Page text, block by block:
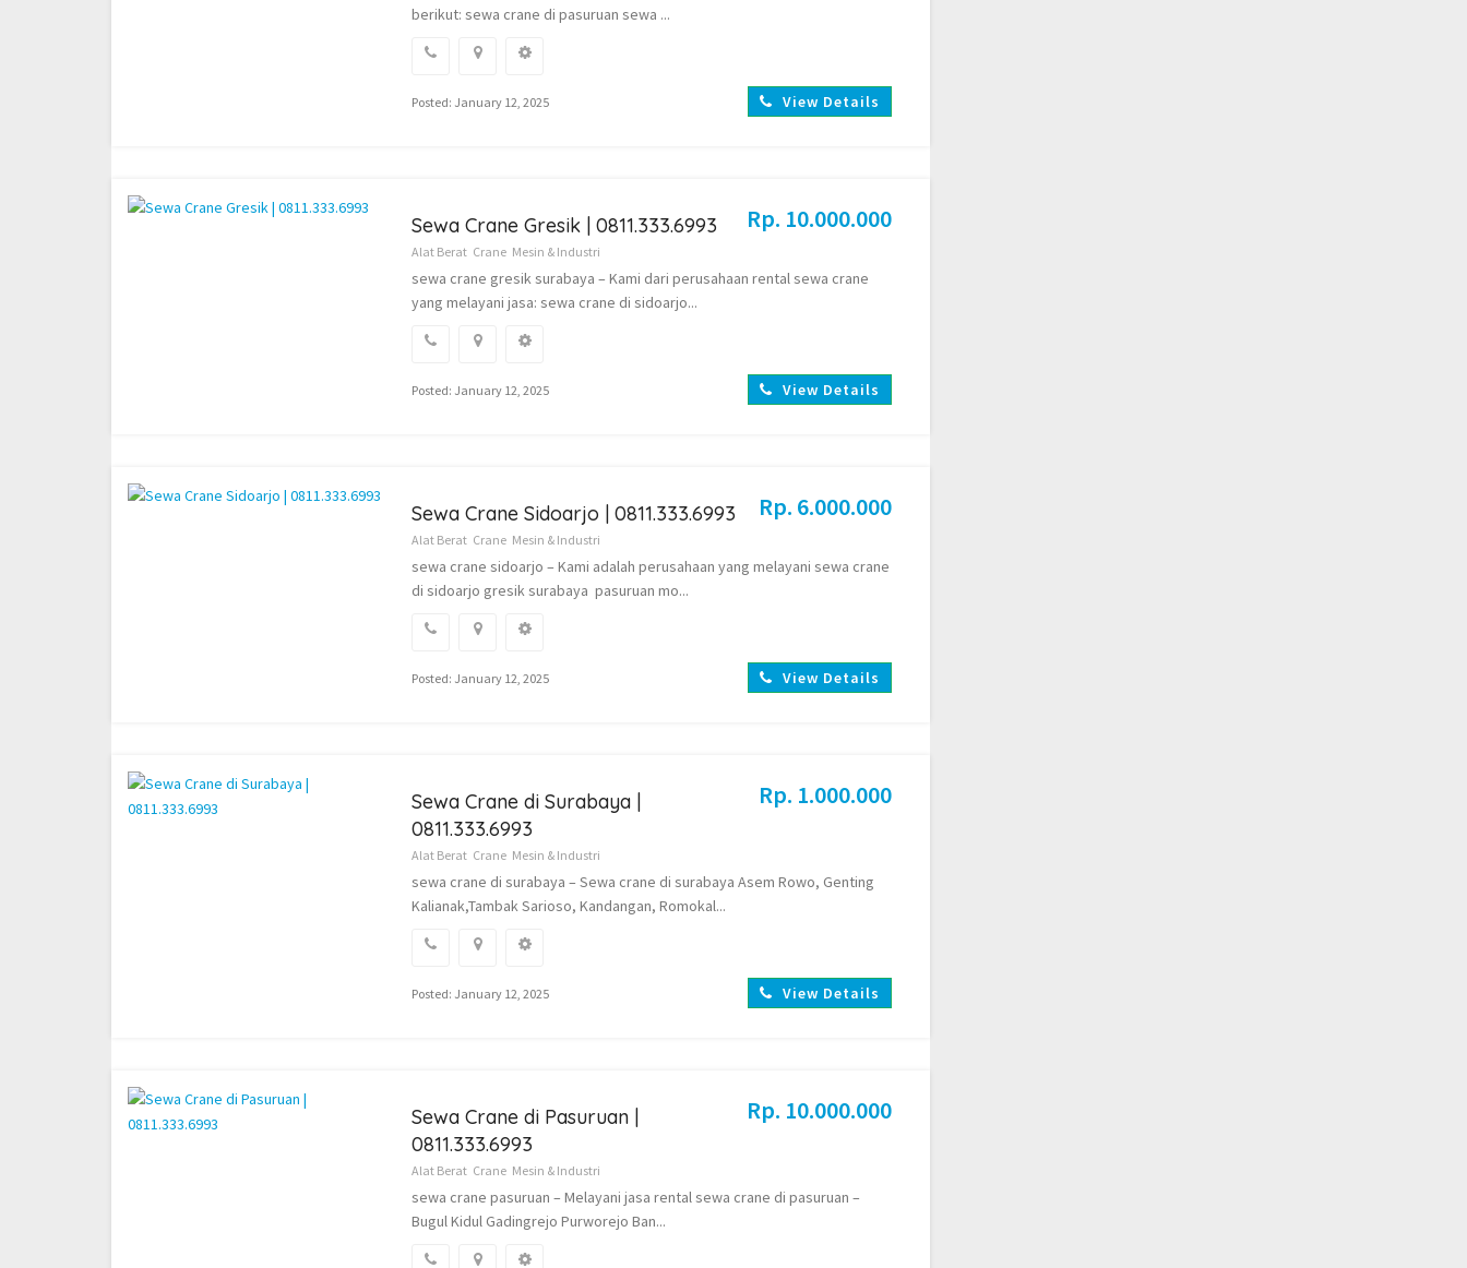
berikut: sewa crane di pasuruan sewa ...
Posted: January 12, 2025 View Details
Rp. 10.000.000
Sewa Crane Gresik | 0811.333.6993
Alat Berat Crane Mesin & Industri
sewa crane gresik surabaya – Kami dari perusahaan rental sewa crane
yang melayani jasa: sewa crane di sidoarjo...
Posted: January 12, 2025 View Details
Rp. 6.000.000
Sewa Crane Sidoarjo | 0811.333.6993
Alat Berat Crane Mesin & Industri
sewa crane sidoarjo – Kami adalah perusahaan yang melayani sewa crane
di sidoarjo gresik surabaya pasuruan mo...
Posted: January 12, 2025 View Details
Rp. 1.000.000
Sewa Crane di Surabaya |
0811.333.6993
Alat Berat Crane Mesin & Industri
sewa crane di surabaya – Sewa crane di surabaya Asem Rowo, Genting
Kalianak,Tambak Sarioso, Kandangan, Romokal...
Posted: January 12, 2025 View Details
Rp. 10.000.000
Sewa Crane di Pasuruan |
0811.333.6993
Alat Berat Crane Mesin & Industri
sewa crane pasuruan – Melayani jasa rental sewa crane di pasuruan –
Bugul Kidul Gadingrejo Purworejo Ban...